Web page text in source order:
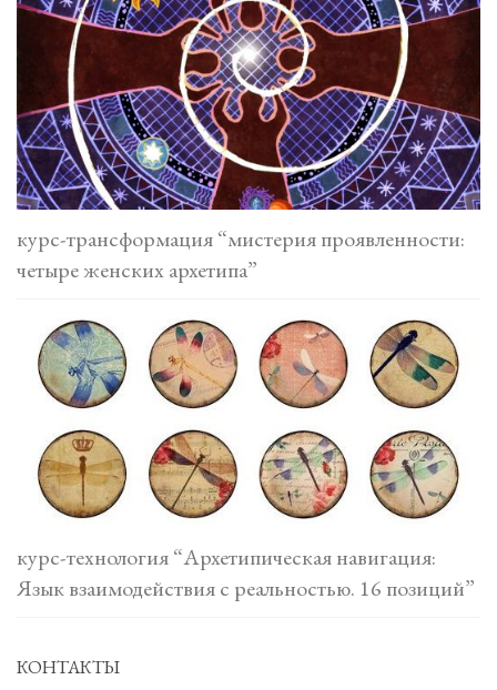
курс-трансформация “мистерия проявленности:
четыре женских архетипа”
курс-технология “Архетипическая навигация:
Язык взаимодействия с реальностью. 16 позиций”
КОНТАКТЫ